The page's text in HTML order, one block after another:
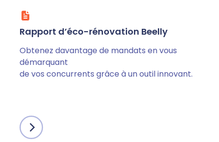
Rapport d’éco-rénovation Beelly
Obtenez davantage de mandats en vous
démarquant
de vos concurrents grâce à un outil innovant.